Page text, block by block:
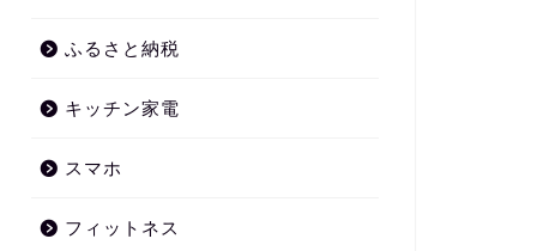
ふるさと納税
キッチン家電
スマホ
フィットネス